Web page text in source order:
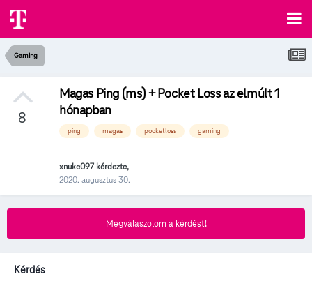
Gaming
8
Magas Ping (ms) + Pocket Loss az elmúlt 1
hónapban
ping magas pocketloss gaming
xnuke097 kérdezte,
2020. augusztus 30.
Megválaszolom a kérdést!
Kérdés